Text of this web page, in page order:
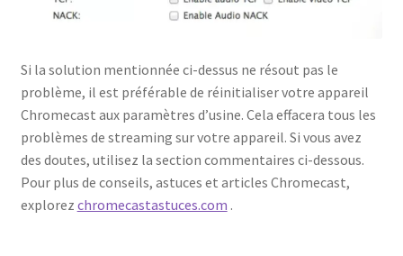
Si la solution mentionnée ci-dessus ne résout pas le
problème, il est préférable de réinitialiser votre appareil
Chromecast aux paramètres d’usine. Cela effacera tous les
problèmes de streaming sur votre appareil. Si vous avez
des doutes, utilisez la section commentaires ci-dessous.
Pour plus de conseils, astuces et articles Chromecast,
explorez chromecastastuces.com .